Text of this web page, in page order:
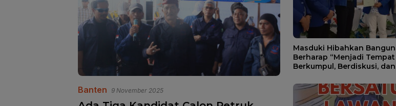
Banten 9 November 2025
Masduki Hibahkan
Berharap “Menjadi Tempat
Berkumpul, Berdiskusi, dan